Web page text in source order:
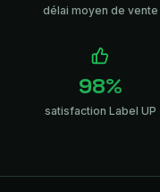
délai moyen de vente
98%
satisfaction Label UP